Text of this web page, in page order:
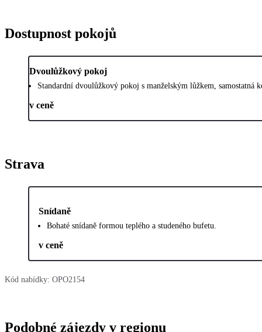
Dostupnost pokojů
Dvoulůžkový pokoj
Standardní dvoulůžkový pokoj s manželským lůžkem, samostatná
v ceně
Strava
Snídaně
Bohaté snídaně formou teplého a studeného bufetu.
v ceně
Kód nabídky: OPO2154
Podobné zájezdy v regionu